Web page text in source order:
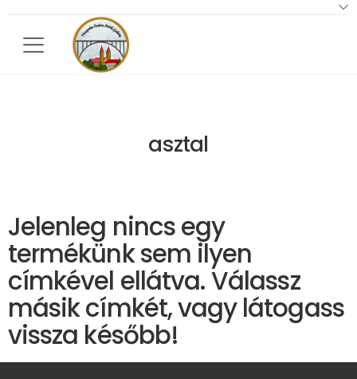
Toggle mobile menu
asztal
Jelenleg nincs egy
termékünk sem ilyen
címkével ellátva. Válassz
másik címkét, vagy látogass
vissza később!